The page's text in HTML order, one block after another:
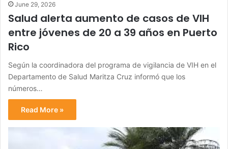
June 29, 2026
Salud alerta aumento de casos de VIH
entre jóvenes de 20 a 39 años en Puerto
Rico
Según la coordinadora del programa de vigilancia de VIH en el
Departamento de Salud Maritza Cruz informó que los
números…
Read More »